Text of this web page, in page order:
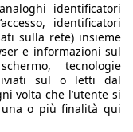
identificatori
identificatori
sulla rete) insieme
e informazioni sul
tecnologie
sul o letti dal
volta che l’utente si
o più finalità qui